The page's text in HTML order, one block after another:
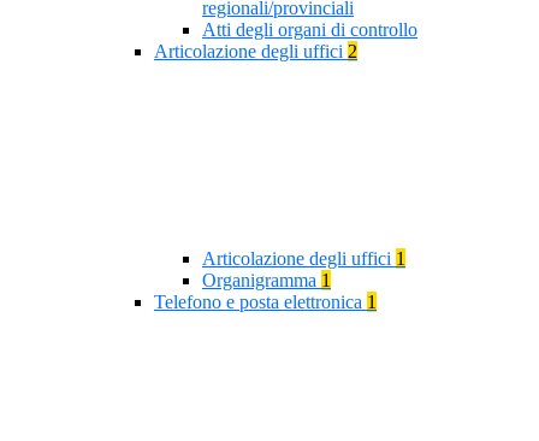
regionali/provinciali
Atti degli organi di controllo
Articolazione degli uffici 2
Articolazione degli uffici 1
Organigramma 1
Telefono e posta elettronica 1